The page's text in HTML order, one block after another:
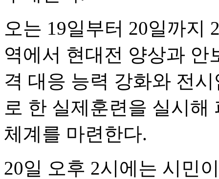
오는 19일부터 20일까지
역에서 현대전 양상과 안
격 대응 능력 강화와 전
로 한 실제훈련을 실시해
체계를 마련한다.
20일 오후 2시에는 시민